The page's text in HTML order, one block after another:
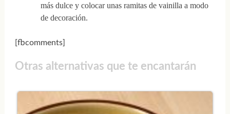
más dulce y colocar unas ramitas de vainilla a modo
de decoración.
[fbcomments]
Otras alternativas que te encantarán